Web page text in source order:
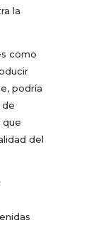
la
como
podría
de
que
del